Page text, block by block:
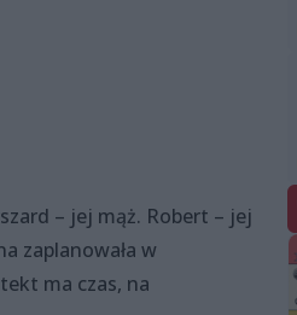
– jej mąż. Robert – jej
zaplanowała w
ma czas, na